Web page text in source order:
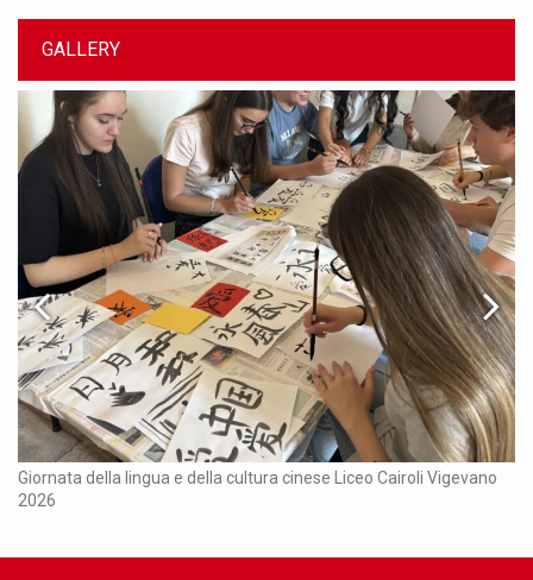
GALLERY
Giornata della lingua e della cultura cinese Liceo Cairoli Vigevano
2026